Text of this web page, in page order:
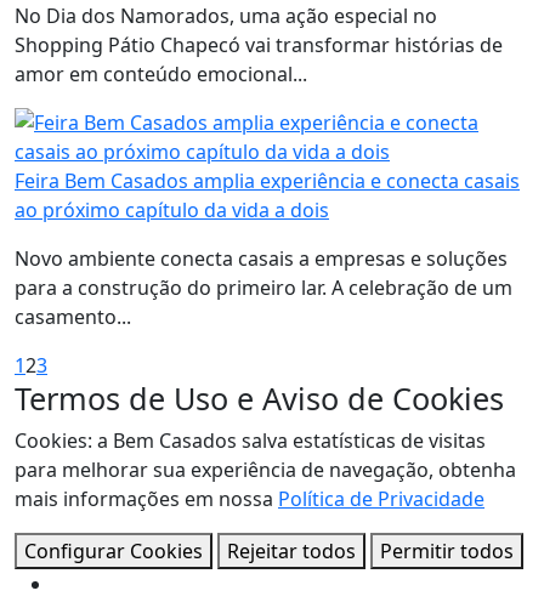
No Dia dos Namorados, uma ação especial no
Shopping Pátio Chapecó vai transformar histórias de
amor em conteúdo emocional...
Feira Bem Casados amplia experiência e conecta casais
ao próximo capítulo da vida a dois
Novo ambiente conecta casais a empresas e soluções
para a construção do primeiro lar. A celebração de um
casamento...
123
Termos de Uso e Aviso de Cookies
Cookies: a Bem Casados salva estatísticas de visitas
para melhorar sua experiência de navegação, obtenha
mais informações em nossa Política de Privacidade
Configurar Cookies
Rejeitar todos Permitir todos